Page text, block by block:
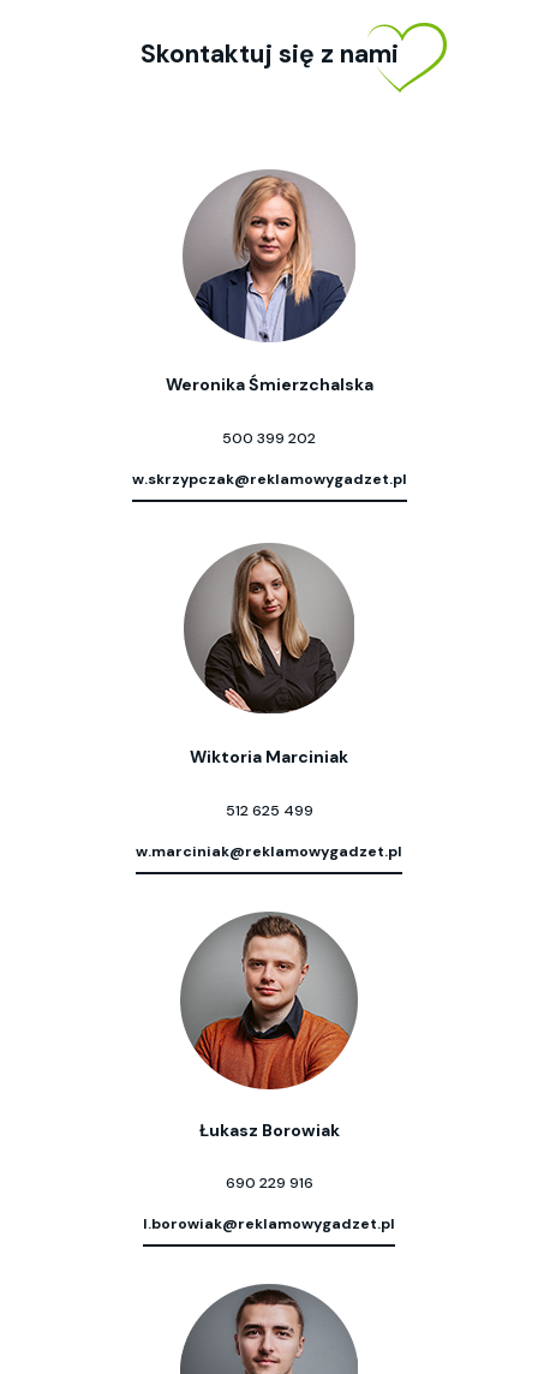
Skontaktuj się z nami
Weronika Śmierzchalska
500 399 202
w.skrzypczak@reklamowygadzet.pl
Wiktoria Marciniak
512 625 499
w.marciniak@reklamowygadzet.pl
Łukasz Borowiak
690 229 916
l.borowiak@reklamowygadzet.pl